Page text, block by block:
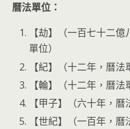
曆法單位：
【劫】（一百七十二
單位）
【紀】（十二年，曆法
【輪】（十二年，曆法
【甲子】（六十年，曆
【世紀】（一百年，曆